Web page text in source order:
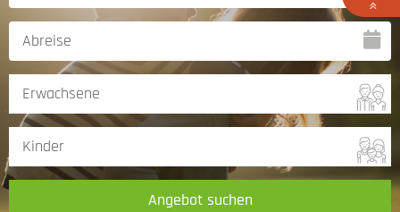
Angebot suchen